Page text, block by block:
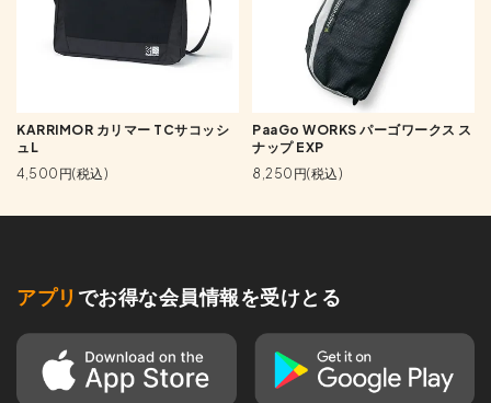
KARRIMOR カリマー TCサコッシ
ュL
4,500円(税込)
PaaGo WORKS パーゴワークス ス
ナップ EXP
8,250円(税込)
アプリ でお得な会員情報を受けとる